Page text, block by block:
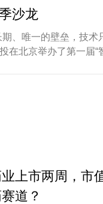
沙龙
、唯一的壁垒，技
在北京举办了第一届“
上市两周，市
道？